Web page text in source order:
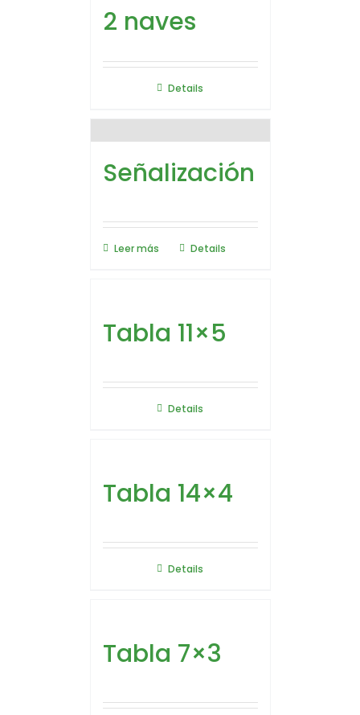
2 naves
Details
Señalización
Leer más Details
Tabla 11×5
Details
Tabla 14×4
Details
Tabla 7×3